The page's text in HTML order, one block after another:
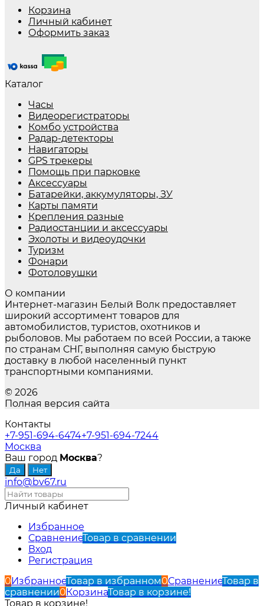
Корзина
Личный кабинет
Оформить заказ
Каталог
Часы
Видеорегистраторы
Комбо устройства
Радар-детекторы
Навигаторы
GPS трекеры
Помощь при парковке
Аксессуары
Батарейки, аккумуляторы, ЗУ
Карты памяти
Крепления разные
Радиостанции и аксессуары
Эхолоты и видеоудочки
Туризм
Фонари
Фотоловушки
О компании
Интернет-магазин Белый Волк предоставляет
широкий ассортимент товаров для
автомобилистов, туристов, охотников и
рыболовов. Мы работаем по всей России, а также
по странам СНГ, выполняя самую быструю
доставку в любой населенный пункт
транспортными компаниями.
© 2026
Полная версия сайта
Контакты
+7-951-694-6474+7-951-694-7244
Москва
Ваш город Москва?
info@bv67.ru
Личный кабинет
Избранное
СравнениеТовар в сравнении
Вход
Регистрация
0ИзбранноеТовар в избранном0СравнениеТовар в
сравнении0КорзинаТовар в корзине!
Товар в корзине!